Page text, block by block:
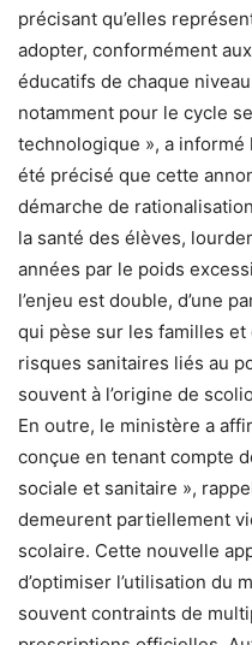
précisant qu’elles
adopter, conformément
éducatifs de chaque
notamment pour le cycle
technologique », a informé
été précisé que cette
démarche de
la santé des élèves,
années par le poids
l’enjeu est double, d’une
qui pèse sur les familles et
risques sanitaires liés au
souvent à l’origine de
En outre, le ministère a
conçue en tenant compte
sociale et sanitaire »,
demeurent partiellement
scolaire. Cette nouvelle
d’optimiser l’utilisation du
souvent contraints de